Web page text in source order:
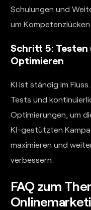
Schulungen und
um Kompetenzlücken
Schritt 5: Testen
Optimieren
KI ist ständig im
Tests und
Optimierungen, um
KI-gestützten
maximieren und
verbessern.
FAQ zum